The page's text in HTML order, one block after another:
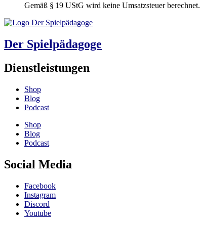
Gemäß § 19 UStG wird keine Umsatzsteuer berechnet.
Der Spielpädagoge
Dienstleistungen
Shop
Blog
Podcast
Shop
Blog
Podcast
Social Media
Facebook
Instagram
Discord
Youtube